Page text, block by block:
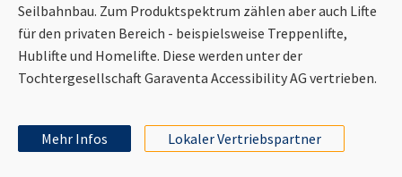
Seilbahnbau. Zum Produktspektrum zählen aber auch Lifte
für den privaten Bereich - beispielsweise Treppenlifte,
Hublifte und Homelifte. Diese werden unter der
Tochtergesellschaft Garaventa Accessibility AG vertrieben.
Mehr Infos Lokaler Vertriebspartner